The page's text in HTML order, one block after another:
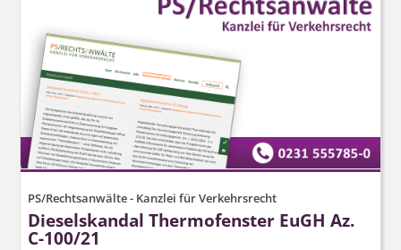
PS/Rechtsanwälte - Kanzlei für Verkehrsrecht
Dieselskandal Thermofenster EuGH Az.
C-100/21